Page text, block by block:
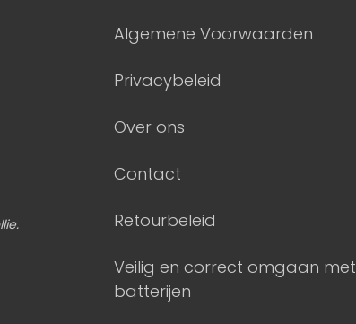
Algemene Voorwaarden
Privacybeleid
Over ons
Contact
Retourbeleid
Veilig en correct omgaan met
batterijen